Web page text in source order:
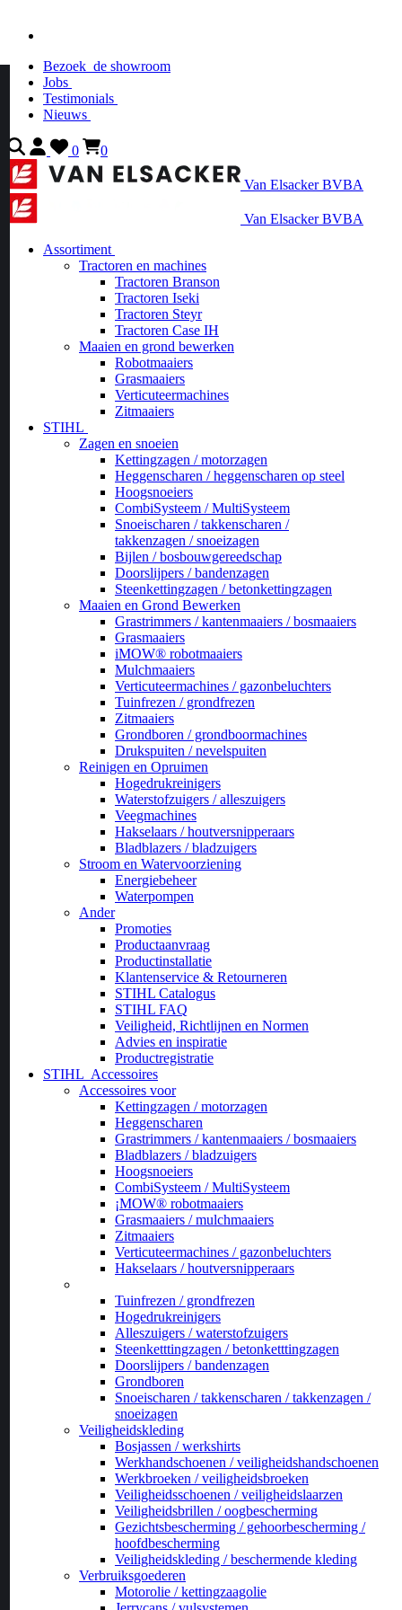
Bezoek de showroom
Jobs
Testimonials
Nieuws
0 0
Van Elsacker BVBA
Van Elsacker BVBA
Assortiment
Tractoren en machines
Tractoren Branson
Tractoren Iseki
Tractoren Steyr
Tractoren Case IH
Maaien en grond bewerken
Robotmaaiers
Grasmaaiers
Verticuteermachines
Zitmaaiers
STIHL
Zagen en snoeien
Kettingzagen / motorzagen
Heggenscharen / heggenscharen op steel
Hoogsnoeiers
CombiSysteem / MultiSysteem
Snoeischaren / takkenscharen /
takkenzagen / snoeizagen
Bijlen / bosbouwgereedschap
Doorslijpers / bandenzagen
Steenkettingzagen / betonkettingzagen
Maaien en Grond Bewerken
Grastrimmers / kantenmaaiers / bosmaaiers
Grasmaaiers
iMOW® robotmaaiers
Mulchmaaiers
Verticuteermachines / gazonbeluchters
Tuinfrezen / grondfrezen
Zitmaaiers
Grondboren / grondboormachines
Drukspuiten / nevelspuiten
Reinigen en Opruimen
Hogedrukreinigers
Waterstofzuigers / alleszuigers
Veegmachines
Hakselaars / houtversnipperaars
Bladblazers / bladzuigers
Stroom en Watervoorziening
Energiebeheer
Waterpompen
Ander
Promoties
Productaanvraag
Productinstallatie
Klantenservice & Retourneren
STIHL Catalogus
STIHL FAQ
Veiligheid, Richtlijnen en Normen
Advies en inspiratie
Productregistratie
STIHL Accessoires
Accessoires voor
Kettingzagen / motorzagen
Heggenscharen
Grastrimmers / kantenmaaiers / bosmaaiers
Bladblazers / bladzuigers
Hoogsnoeiers
CombiSysteem / MultiSysteem
¡MOW® robotmaaiers
Grasmaaiers / mulchmaaiers
Zitmaaiers
Verticuteermachines / gazonbeluchters
Hakselaars / houtversnipperaars
Tuinfrezen / grondfrezen
Hogedrukreinigers
Alleszuigers / waterstofzuigers
Steenketttingzagen / betonketttingzagen
Doorslijpers / bandenzagen
Grondboren
Snoeischaren / takkenscharen / takkenzagen /
snoeizagen
Veiligheidskleding
Bosjassen / werkshirts
Werkhandschoenen / veiligheidshandschoenen
Werkbroeken / veiligheidsbroeken
Veiligheidsschoenen / veiligheidslaarzen
Veiligheidsbrillen / oogbescherming
Gezichtsbescherming / gehoorbescherming /
hoofdbescherming
Veiligheidskleding / beschermende kleding
Verbruiksgoederen
Motorolie / kettingzaagolie